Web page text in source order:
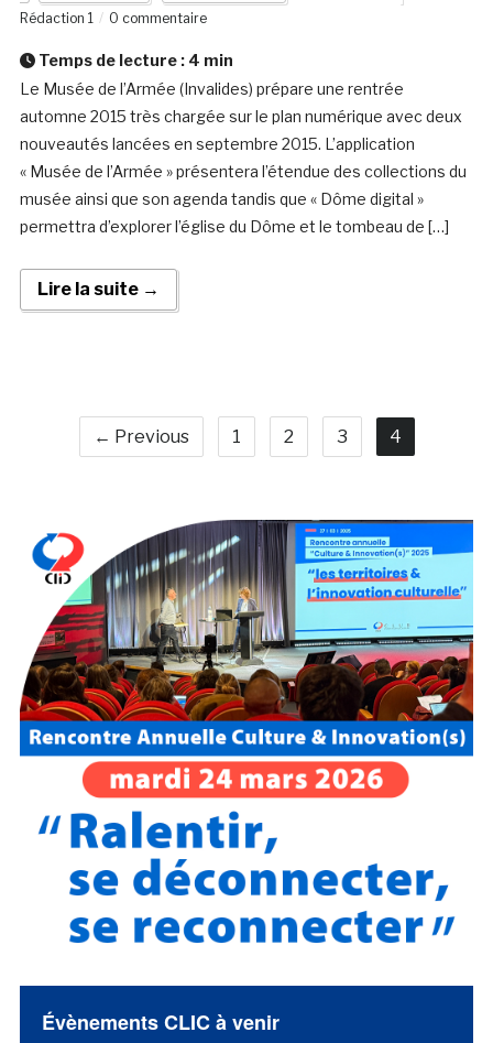
Rédaction 1
0 commentaire
Temps de lecture : 4 min
Le Musée de l’Armée (Invalides) prépare une rentrée
automne 2015 très chargée sur le plan numérique avec deux
nouveautés lancées en septembre 2015. L’application
« Musée de l’Armée » présentera l’étendue des collections du
musée ainsi que son agenda tandis que « Dôme digital »
permettra d’explorer l’église du Dôme et le tombeau de […]
Lire la suite →
← Previous 1 2 3 4
Évènements CLIC à venir